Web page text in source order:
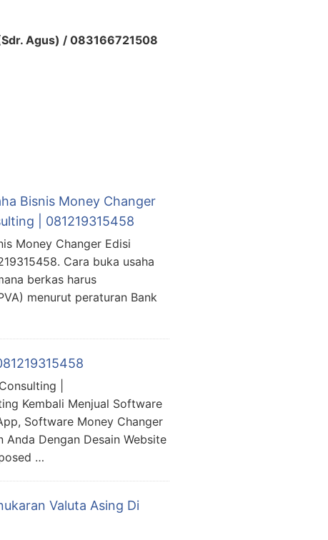
Agus) / 083166721508
Bisnis Money Changer
| 081219315458
Money Changer Edisi
Cara buka usaha
berkas harus
menurut peraturan Bank
|
Kembali Menjual Software
Software Money Changer
Dengan Desain Website
…
Valuta Asing Di